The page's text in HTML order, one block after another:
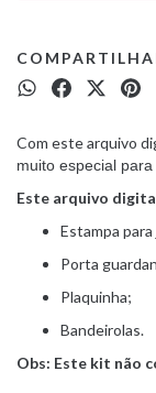
Com este arquivo
muito especial
Este arquivo
Estampa
Porta
Plaquinha;
Bandeirolas.
Obs: Este kit não